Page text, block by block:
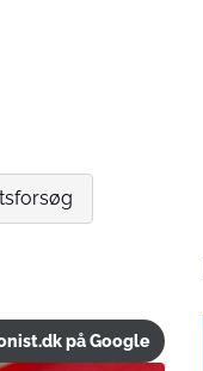
på Google